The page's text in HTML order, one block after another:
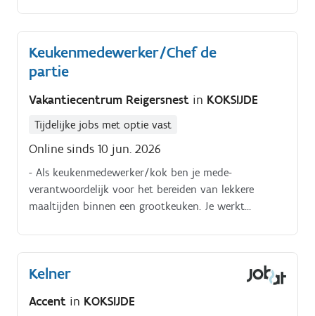
Keukenmedewerker/Chef de
partie
Vakantiecentrum Reigersnest in KOKSIJDE
Tijdelijke jobs met optie vast
Online sinds 10 jun. 2026
- Als keukenmedewerker/kok ben je mede-
verantwoordelijk voor het bereiden van lekkere
maaltijden binnen een grootkeuken. Je werkt
instructie van de chef. Je doet de nodige
voorbereidingen in opdracht van de chef: snijden
groeten, snijden charcuterie, ontbijtorganisatie,
controleert + volgt administratieve taken in
Kelner
Accent in KOKSIJDE